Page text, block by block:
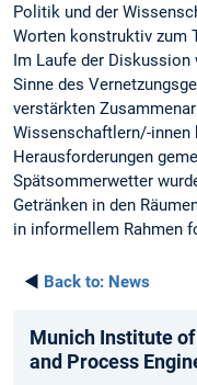
Politik und der
Worten konstruktiv zum
Im Laufe der Diskussion
Sinne des
verstärkten
Wissenschaftlern/-innen
Herausforderungen
Spätsommerwetter
Getränken in den
in informellem Rahmen
◄ Back to: News
Munich Institute
and Process